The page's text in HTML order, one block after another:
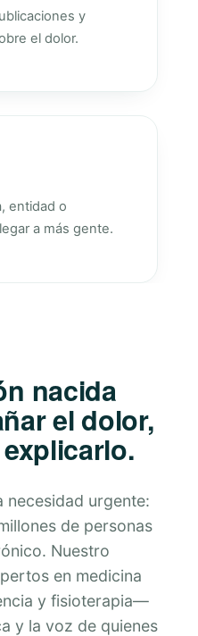
y
el dolor.
entidad o
a más gente.
nacida
el dolor,
necesidad urgente:
de personas
Nuestro
en medicina
y fisioterapia—
y la voz de quienes